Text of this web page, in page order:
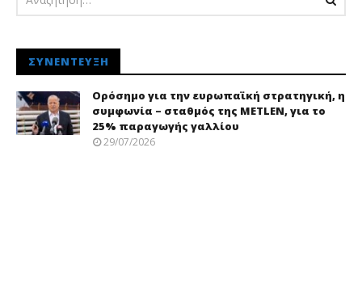
ΣΥΝΈΝΤΕΥΞΗ
Ορόσημο για την ευρωπαϊκή στρατηγική, η
συμφωνία – σταθμός της METLEN, για το
25% παραγωγής γαλλίου
29/07/2026